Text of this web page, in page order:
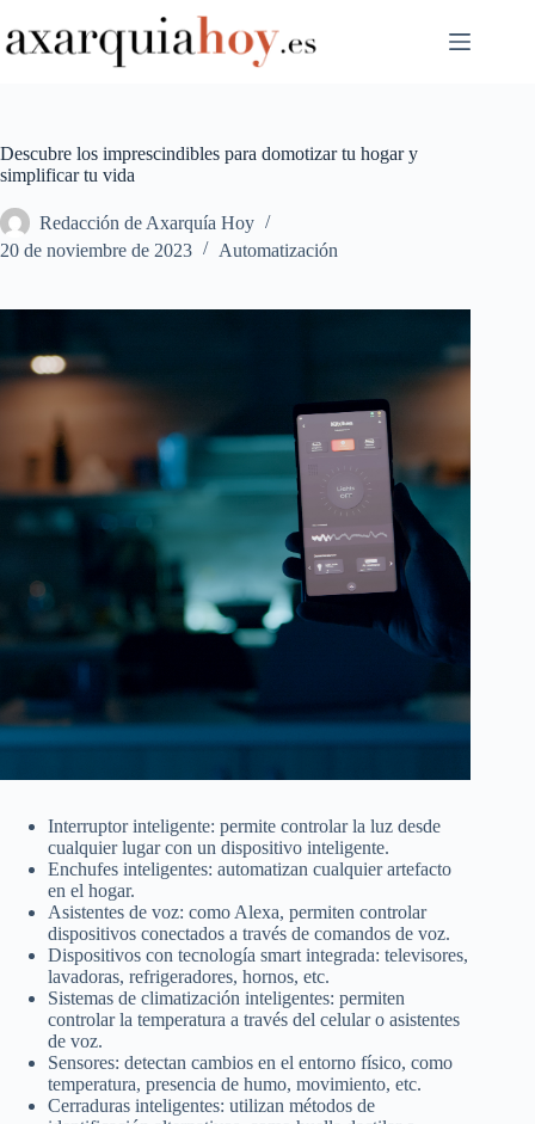
al
contenido
Descubre los imprescindibles para domotizar tu hogar y
simplificar tu vida
Redacción de Axarquía Hoy
20 de noviembre de 2023
Automatización
Interruptor inteligente: permite controlar la luz desde
cualquier lugar con un dispositivo inteligente.
Enchufes inteligentes: automatizan cualquier artefacto
en el hogar.
Asistentes de voz: como Alexa, permiten controlar
dispositivos conectados a través de comandos de voz.
Dispositivos con tecnología smart integrada: televisores,
lavadoras, refrigeradores, hornos, etc.
Sistemas de climatización inteligentes: permiten
controlar la temperatura a través del celular o asistentes
de voz.
Sensores: detectan cambios en el entorno físico, como
temperatura, presencia de humo, movimiento, etc.
Cerraduras inteligentes: utilizan métodos de